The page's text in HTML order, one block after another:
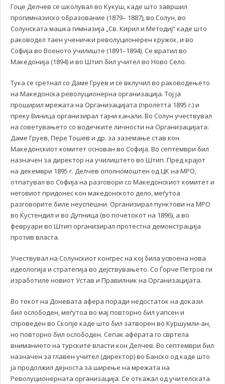
Гоце Делчев се школувал во Кукуш, каде што завршил
прогимназиско образование (1879– 1887), во Солун, во
Солунската машка гимназија „Св. Кирил и Методиј“ каде што
раководел таен ученички револуционерен кружок, и во
Софија во Военото училиште (1891–1894). Се вратил во
Македонија (1894) и во Штип бил учител во Ново Село.
Тука се сретнал со Даме Груев и се вклучил во раководењето
на Mакедонска револуционерна организација. Тој ја
проширил мрежата на Организацијата (пролетта 1895 г.) и
преку Виница организирал тајни канали. Во Солун учествувал
на советувањето со водечките личности на Организацијата:
Даме Груев, Пере Тошев и др. за заземање став кон
Македонскиот комитет основан во Софија. Во септември бил
назначен за директор на училиштето во Штип. Пред крајот
на декември 1895 г. Делчев ополномоштен од ЦК на МРО,
отпатувал во Софија на разговори со Македонскиот комитет и
неговиот придонес кон македонското дело, меѓутоа
разговорите биле неуспешни. Организирал пунктови на МРО
во Ќустендил и во Дупница (во почетокот на 1896), а во
февруари во Штип организирал протестна демонстрација
против власта.
Учествувал на Солунскиот конгрес на кој била усвоена нова
идеологија и стратегија во дејствувањето. Со Ѓорче Петров ги
изработиле новиот Устав и Правилник на Организацијата.
Во текот на Доневата афера поради недостаток на докази
бил ослободен, меѓутоа во мај повторно бил уапсен и
спроведен во Скопје каде што бил затворен во Куршумли-ан,
но повторно бил ослободен. Сепак аферата го свртела
вниманието на турските власти кон Делчев. Во септември бил
назначен за главен учител (директор) во Банско од каде што
ја продолжил дејноста за ширење на мрежата на
Револуционерната организација. Се откажал од учителската